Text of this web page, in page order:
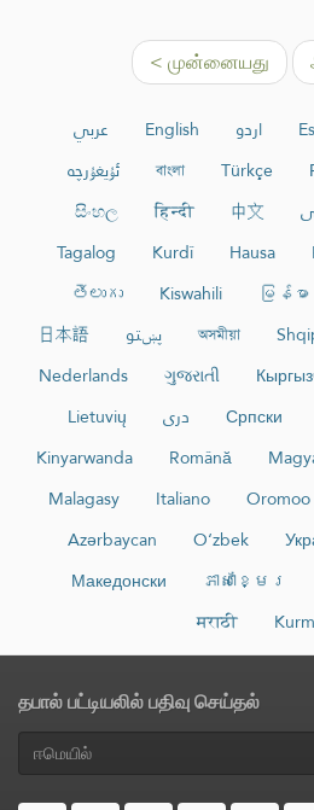
< முன்னையது
عربي English اردو
ئۇيغۇرچە
বাংলা Türkçe
සිංහල
हिन्दी 中文
Tagalog
Kurdî Hausa
తెలుగు
Kiswahili မြန်မာ
日本語
پښتو অসমীয়া
Nederlands
ગુજરાતી
Lietuvių
دری Српски
Kinyarwanda
Română
Malagasy
Italiano Oromoo
Azərbaycan
O‘zbek
Македонски
ភាសាខ្មែរ
मराठी
தபால் பட்டியலில் பதிவு செய்தல்